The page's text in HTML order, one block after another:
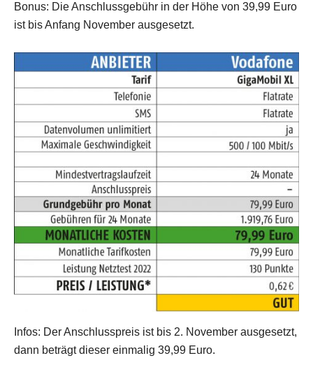
Bonus: Die Anschlussgebühr in der Höhe von 39,99 Euro
ist bis Anfang November ausgesetzt.
Infos: Der Anschlusspreis ist bis 2. November ausgesetzt,
dann beträgt dieser einmalig 39,99 Euro.